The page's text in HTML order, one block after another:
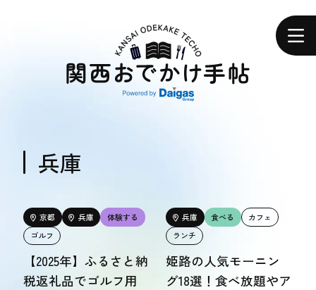
エリアで探す
食べる
体験する
体験する
兵庫
京都 兵庫
体験する
ゴルフ
【2025年】ふるさと納
税返礼品でゴルフ用
兵庫 食べる
カフェ
ランチ
姫路の人気モーニン
グ18選！食べ放題やア